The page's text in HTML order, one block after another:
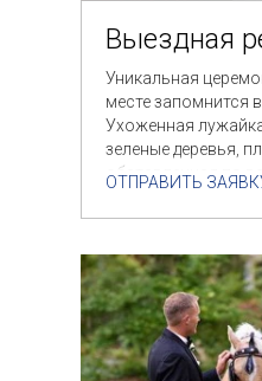
Выездная
Уникальная
месте запомнится
Ухоженная
зеленые деревья,
обставленная по
ОТПРАВИТЬ